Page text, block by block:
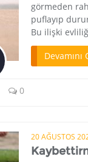
görmeden
puflayıp
Bu ilişki
Devamını
0
20 AĞUSTOS